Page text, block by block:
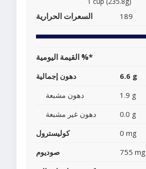
السعرات الحرارية 189
القيمة اليومية %*
دهون إجمالية 6.6 g
دهون مشبعة
1.9 g
دهون غير مشبعة
0.0 g
كوليسترول
0 mg
صوديوم
755 mg